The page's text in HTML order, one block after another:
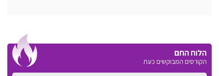
הלוח החם
הקורסים המבוקשים כעת